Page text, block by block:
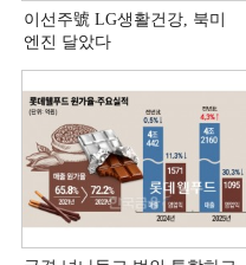
이선주號 LG생활건강, 북미
엔진 달았다